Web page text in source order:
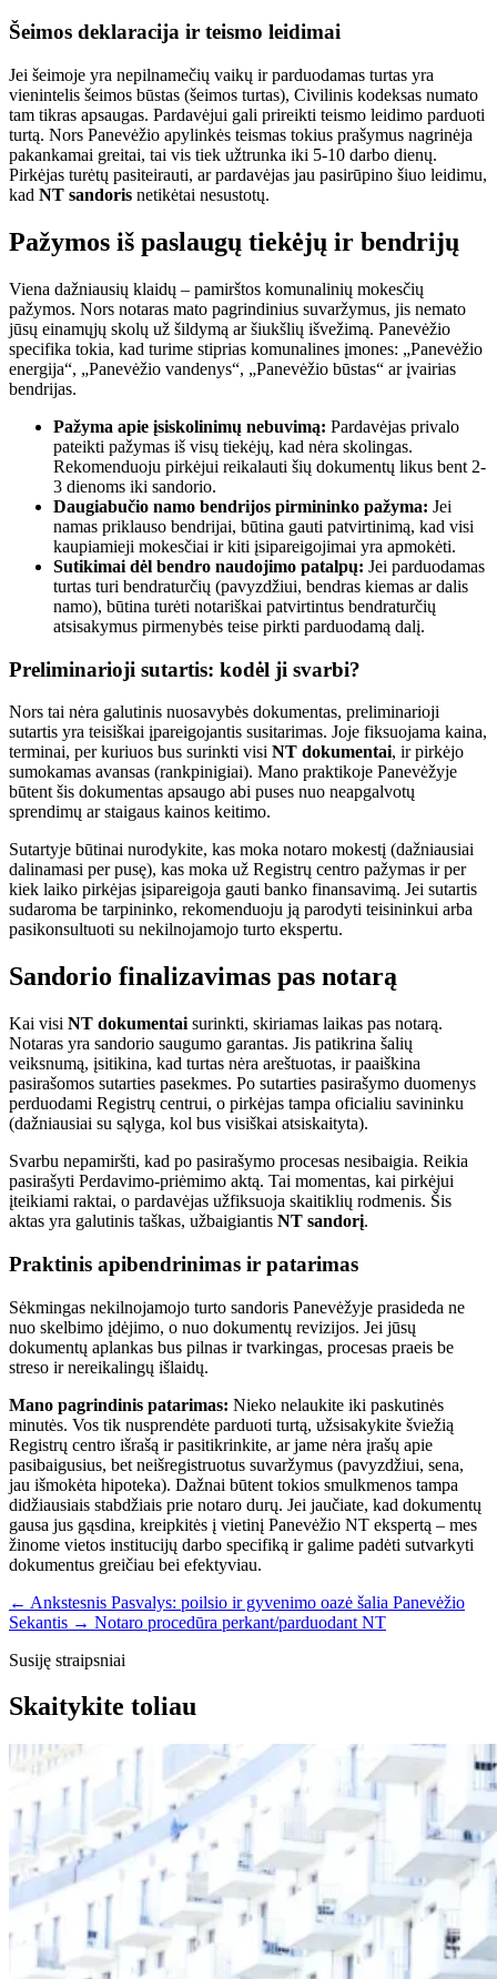
Šeimos deklaracija ir teismo leidimai
Jei šeimoje yra nepilnamečių vaikų ir parduodamas turtas yra
vienintelis šeimos būstas (šeimos turtas), Civilinis kodeksas numato
tam tikras apsaugas. Pardavėjui gali prireikti teismo leidimo parduoti
turtą. Nors Panevėžio apylinkės teismas tokius prašymus nagrinėja
pakankamai greitai, tai vis tiek užtrunka iki 5-10 darbo dienų.
Pirkėjas turėtų pasiteirauti, ar pardavėjas jau pasirūpino šiuo leidimu,
kad NT sandoris netikėtai nesustotų.
Pažymos iš paslaugų tiekėjų ir bendrijų
Viena dažniausių klaidų – pamirštos komunalinių mokesčių
pažymos. Nors notaras mato pagrindinius suvaržymus, jis nemato
jūsų einamųjų skolų už šildymą ar šiukšlių išvežimą. Panevėžio
specifika tokia, kad turime stiprias komunalines įmones: „Panevėžio
energija“, „Panevėžio vandenys“, „Panevėžio būstas“ ar įvairias
bendrijas.
Pažyma apie įsiskolinimų nebuvimą: Pardavėjas privalo
pateikti pažymas iš visų tiekėjų, kad nėra skolingas.
Rekomenduoju pirkėjui reikalauti šių dokumentų likus bent 2-
3 dienoms iki sandorio.
Daugiabučio namo bendrijos pirmininko pažyma: Jei
namas priklauso bendrijai, būtina gauti patvirtinimą, kad visi
kaupiamieji mokesčiai ir kiti įsipareigojimai yra apmokėti.
Sutikimai dėl bendro naudojimo patalpų: Jei parduodamas
turtas turi bendraturčių (pavyzdžiui, bendras kiemas ar dalis
namo), būtina turėti notariškai patvirtintus bendraturčių
atsisakymus pirmenybės teise pirkti parduodamą dalį.
Preliminarioji sutartis: kodėl ji svarbi?
Nors tai nėra galutinis nuosavybės dokumentas, preliminarioji
sutartis yra teisiškai įpareigojantis susitarimas. Joje fiksuojama kaina,
terminai, per kuriuos bus surinkti visi NT dokumentai, ir pirkėjo
sumokamas avansas (rankpinigiai). Mano praktikoje Panevėžyje
būtent šis dokumentas apsaugo abi puses nuo neapgalvotų
sprendimų ar staigaus kainos keitimo.
Sutartyje būtinai nurodykite, kas moka notaro mokestį (dažniausiai
dalinamasi per pusę), kas moka už Registrų centro pažymas ir per
kiek laiko pirkėjas įsipareigoja gauti banko finansavimą. Jei sutartis
sudaroma be tarpininko, rekomenduoju ją parodyti teisininkui arba
pasikonsultuoti su nekilnojamojo turto ekspertu.
Sandorio finalizavimas pas notarą
Kai visi NT dokumentai surinkti, skiriamas laikas pas notarą.
Notaras yra sandorio saugumo garantas. Jis patikrina šalių
veiksnumą, įsitikina, kad turtas nėra areštuotas, ir paaiškina
pasirašomos sutarties pasekmes. Po sutarties pasirašymo duomenys
perduodami Registrų centrui, o pirkėjas tampa oficialiu savininku
(dažniausiai su sąlyga, kol bus visiškai atsiskaityta).
Svarbu nepamiršti, kad po pasirašymo procesas nesibaigia. Reikia
pasirašyti Perdavimo-priėmimo aktą. Tai momentas, kai pirkėjui
įteikiami raktai, o pardavėjas užfiksuoja skaitiklių rodmenis. Šis
aktas yra galutinis taškas, užbaigiantis NT sandorį.
Praktinis apibendrinimas ir patarimas
Sėkmingas nekilnojamojo turto sandoris Panevėžyje prasideda ne
nuo skelbimo įdėjimo, o nuo dokumentų revizijos. Jei jūsų
dokumentų aplankas bus pilnas ir tvarkingas, procesas praeis be
streso ir nereikalingų išlaidų.
Mano pagrindinis patarimas: Nieko nelaukite iki paskutinės
minutės. Vos tik nusprendėte parduoti turtą, užsisakykite šviežią
Registrų centro išrašą ir pasitikrinkite, ar jame nėra įrašų apie
pasibaigusius, bet neišregistruotus suvaržymus (pavyzdžiui, sena,
jau išmokėta hipoteka). Dažnai būtent tokios smulkmenos tampa
didžiausiais stabdžiais prie notaro durų. Jei jaučiate, kad dokumentų
gausa jus gąsdina, kreipkitės į vietinį Panevėžio NT ekspertą – mes
žinome vietos institucijų darbo specifiką ir galime padėti sutvarkyti
dokumentus greičiau bei efektyviau.
← Ankstesnis Pasvalys: poilsio ir gyvenimo oazė šalia Panevėžio
Sekantis → Notaro procedūra perkant/parduodant NT
Susiję straipsniai
Skaitykite toliau